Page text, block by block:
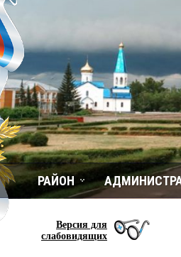
РАЙОН
Версия для
слабовидящих